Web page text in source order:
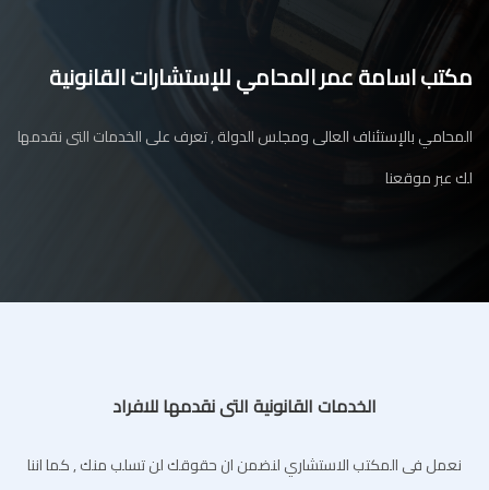
مكتب اسامة عمر المحامي للإستشارات القانونية
المحامي بالإستئناف العالى ومجلس الدولة , تعرف على الخدمات التى نقدمها
لك عبر موقعنا
الخدمات القانونية التى نقدمها للافراد
نعمل فى المكتب الاستشاري لنضمن ان حقوقك لن تسلب منك , كما اننا